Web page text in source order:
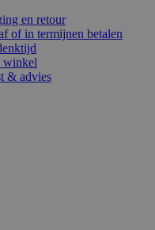
en retour
of in termijnen betalen
winkel
& advies